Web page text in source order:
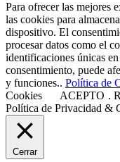
Para ofrecer las mejores
las cookies para
dispositivo. El
procesar datos como el
identificaciones únicas
consentimiento, puede
y funciones.. Política de
Cookies
ACEPTO .
Política de Privacidad &
Cerrar